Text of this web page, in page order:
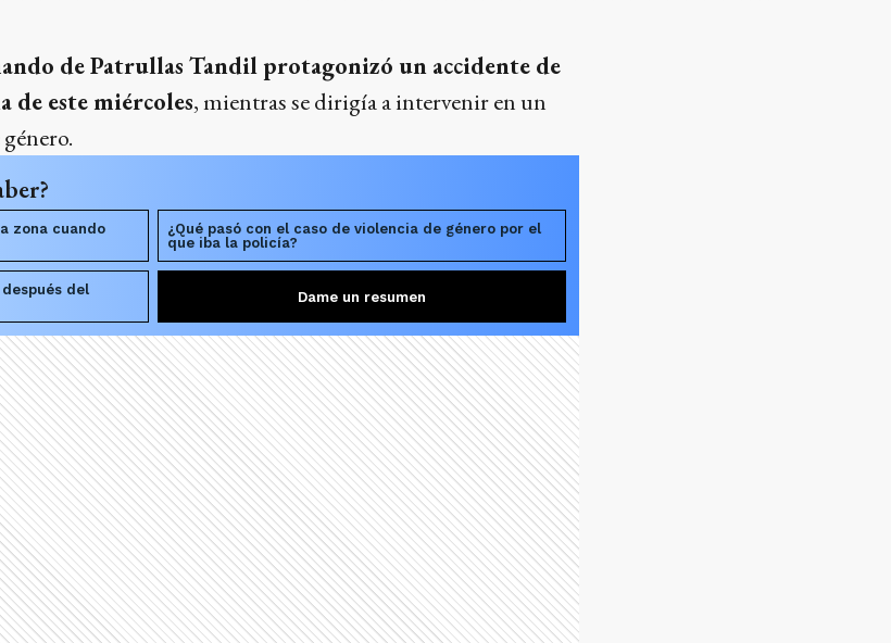
de Patrullas Tandil protagonizó un accidente de
este miércoles, mientras se dirigía a intervenir en un
zona cuando
¿Qué pasó con el caso de violencia de género por el
que iba la policía?
del
Dame un resumen